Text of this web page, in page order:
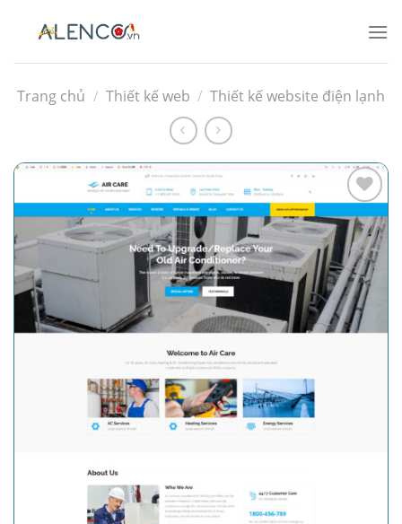
Trang chủ / Thiết kế web / Thiết kế website điện lạnh
Add to
wishlist